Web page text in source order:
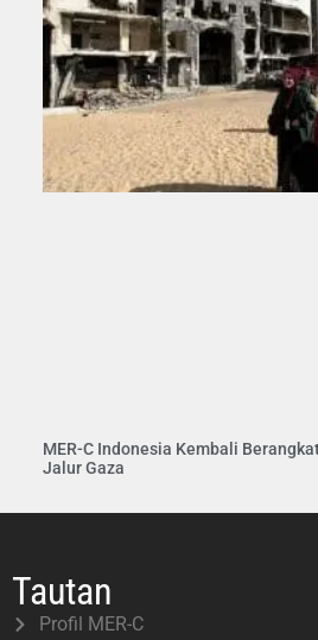
MER-C Indonesia Kembali
Jalur Gaza
Tautan
Profil MER-C